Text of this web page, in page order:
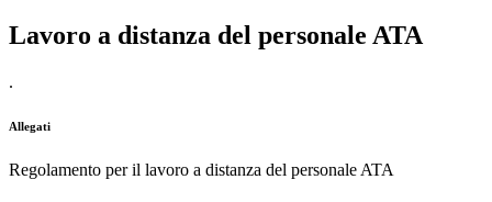
Lavoro a distanza del personale ATA
.
Allegati
Regolamento per il lavoro a distanza del personale ATA